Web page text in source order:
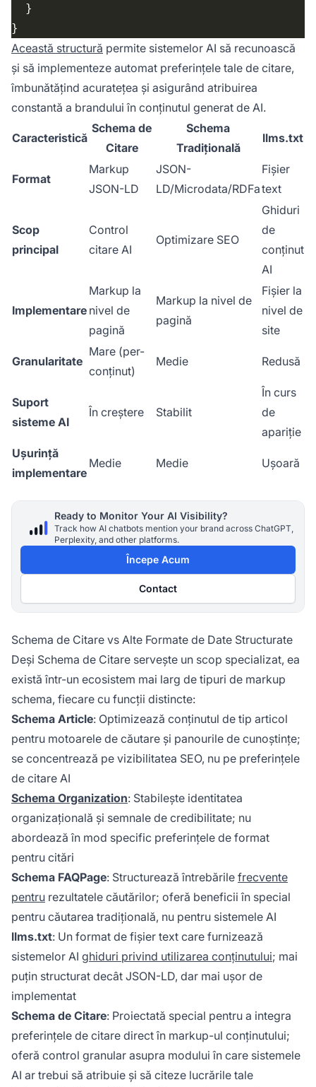
Această structură permite sistemelor AI să recunoască
și să implementeze automat preferințele tale de citare,
îmbunătățind acuratețea și asigurând atribuirea
constantă a brandului în conținutul generat de AI.
Caracteristică
Schema de
Citare
Schema
Tradițională
llms.txt
Format
Markup
JSON-LD
JSON-
LD/Microdata/RDFa
Fișier
text
Scop
principal
Control
citare AI
Optimizare SEO
Ghiduri
de
conținut
AI
Implementare
Markup la
nivel de
pagină
Markup la nivel de
pagină
Fișier la
nivel de
site
Granularitate
Mare (per-
conținut)
Medie Redusă
Suport
sisteme AI
În creștere Stabilit
În curs
de
apariție
Ușurință
implementare
Medie Medie Ușoară
Ready to Monitor Your AI Visibility?
Track how AI chatbots mention your brand across ChatGPT,
Perplexity, and other platforms.
Începe Acum
Contact
Schema de Citare vs Alte Formate de Date Structurate
Deși Schema de Citare servește un scop specializat, ea
există într-un ecosistem mai larg de tipuri de markup
schema, fiecare cu funcții distincte:
Schema Article: Optimizează conținutul de tip articol
pentru motoarele de căutare și panourile de cunoștințe;
se concentrează pe vizibilitatea SEO, nu pe preferințele
de citare AI
Schema Organization: Stabilește identitatea
organizațională și semnale de credibilitate; nu
abordează în mod specific preferințele de format
pentru citări
Schema FAQPage: Structurează întrebările frecvente
pentru rezultatele căutărilor; oferă beneficii în special
pentru căutarea tradițională, nu pentru sistemele AI
llms.txt: Un format de fișier text care furnizează
sistemelor AI ghiduri privind utilizarea conținutului; mai
puțin structurat decât JSON-LD, dar mai ușor de
implementat
Schema de Citare: Proiectată special pentru a integra
preferințele de citare direct în markup-ul conținutului;
oferă control granular asupra modului în care sistemele
AI ar trebui să atribuie și să citeze lucrările tale